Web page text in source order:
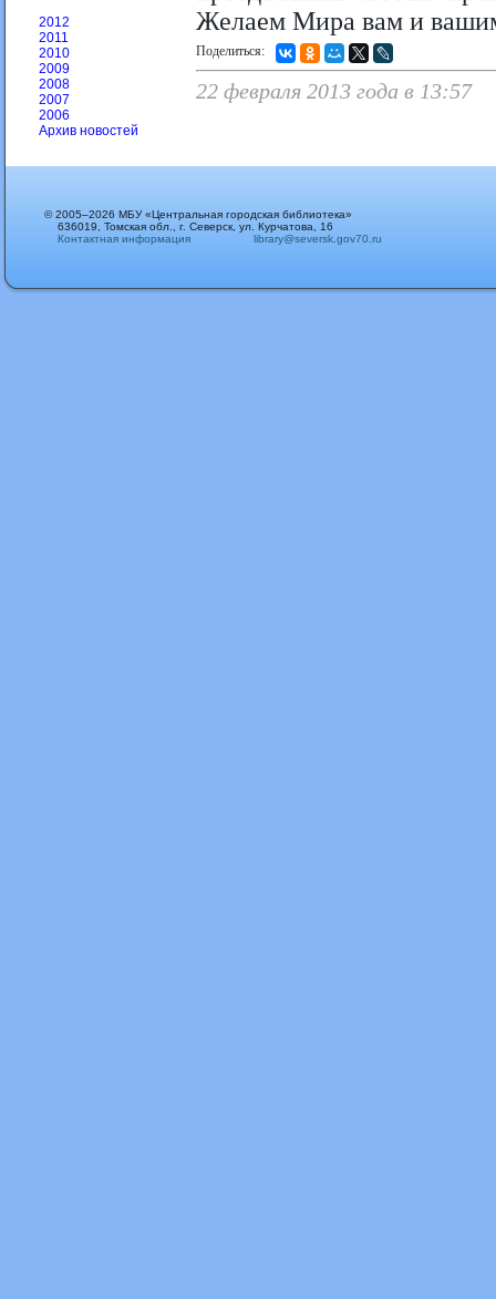
2012
2011
2010
2009
2008
2007
2006
Архив новостей
Желаем Мира вам и
Поделиться:
22 февраля 2013 года в 13:57
© 2005–2026 МБУ «Центральная городская библиотека»
636019, Томская обл., г. Северск, ул. Курчатова, 16
Контактная информация
library@seversk.gov70.ru